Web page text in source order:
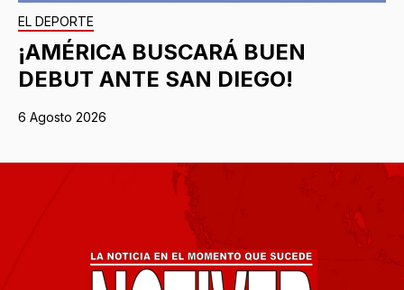
EL DEPORTE
¡AMÉRICA BUSCARÁ BUEN
DEBUT ANTE SAN DIEGO!
6 Agosto 2026